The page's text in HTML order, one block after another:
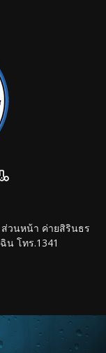
ส่วนหน้า ค่ายสิรินธร
น โทร.1341